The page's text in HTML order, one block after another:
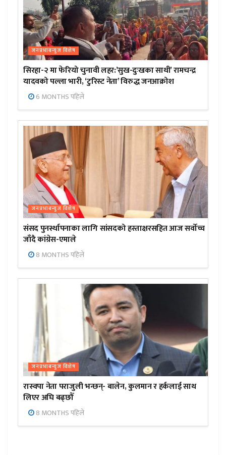
जनप्रभाबन्युज विशेष
सिरहा-२ मा फेरियो चुनावी लहर:’सुख-दुःखका साथी’ रामचन्द्र
यादवको पल्ला भारी, ‘टुरिस्ट नेता’ विरुद्ध जनआक्रोश
6 MONTHS पहिले
जनप्रभाबन्युज विशेष
संसद पुनर्स्थापनाका लागि सांसदको हस्ताक्षरसहित आज सर्वोच्च
जाँदै कांग्रेस-एमाले
8 MONTHS पहिले
जनप्रभाबन्युज विशेष
रास्वपा नेता पराजुली भन्छन्- बालेन, कुलमान र हर्कलाई साथ
लिएर अघि बढ्छौँ
8 MONTHS पहिले